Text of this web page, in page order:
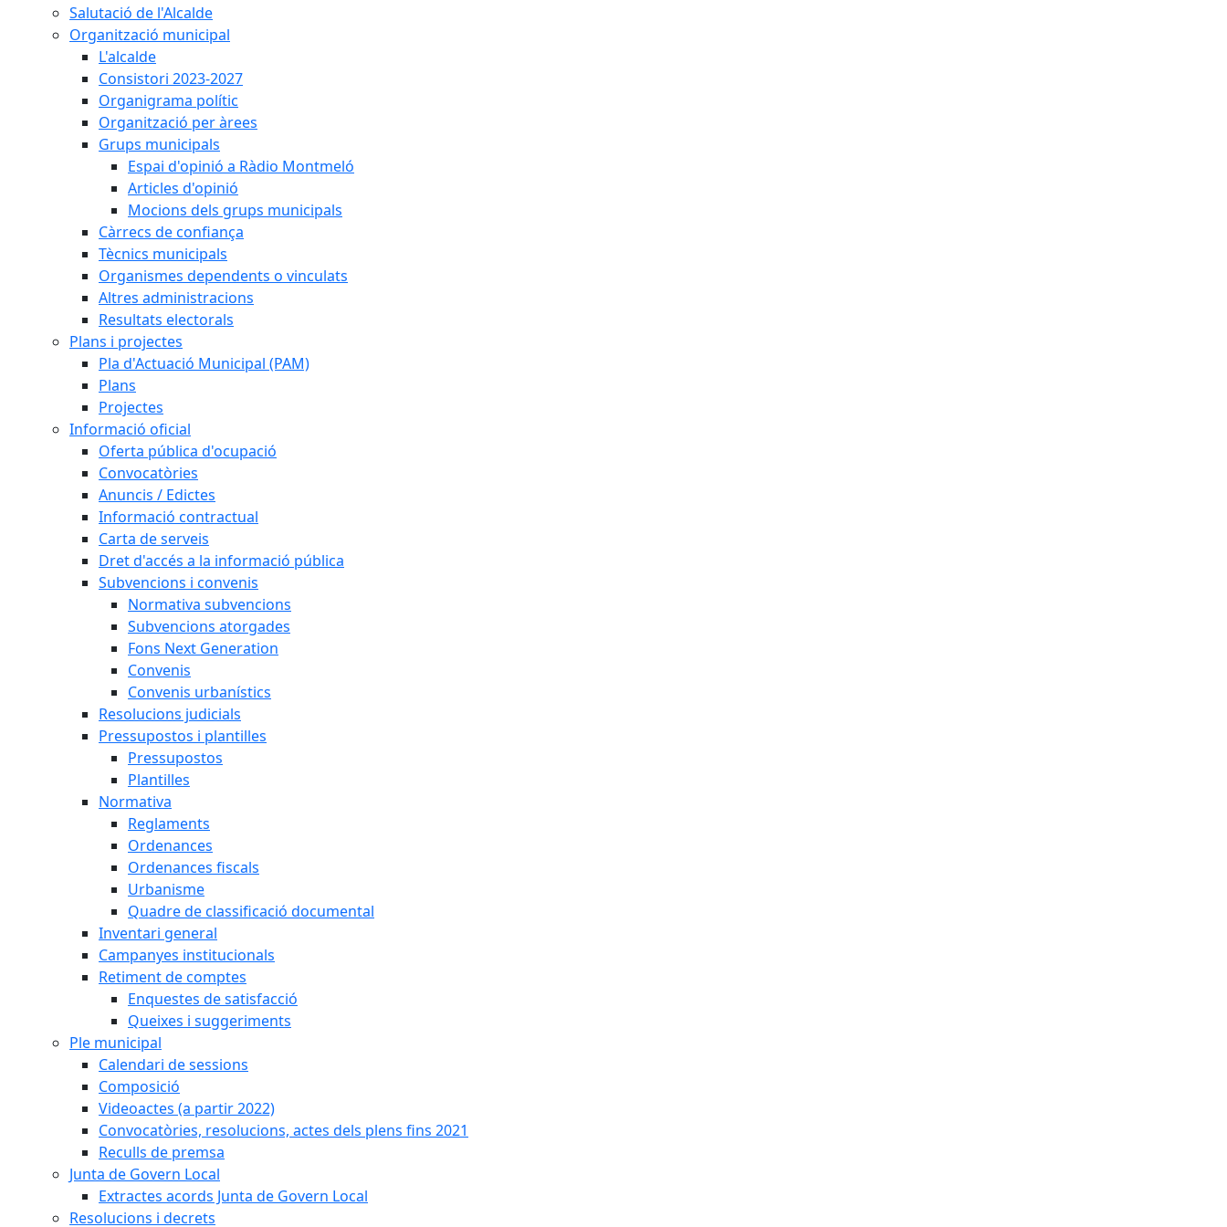
Salutació de l'Alcalde
Organització municipal
L'alcalde
Consistori 2023-2027
Organigrama polític
Organització per àrees
Grups municipals
Espai d'opinió a Ràdio Montmeló
Articles d'opinió
Mocions dels grups municipals
Càrrecs de confiança
Tècnics municipals
Organismes dependents o vinculats
Altres administracions
Resultats electorals
Plans i projectes
Pla d'Actuació Municipal (PAM)
Plans
Projectes
Informació oficial
Oferta pública d'ocupació
Convocatòries
Anuncis / Edictes
Informació contractual
Carta de serveis
Dret d'accés a la informació pública
Subvencions i convenis
Normativa subvencions
Subvencions atorgades
Fons Next Generation
Convenis
Convenis urbanístics
Resolucions judicials
Pressupostos i plantilles
Pressupostos
Plantilles
Normativa
Reglaments
Ordenances
Ordenances fiscals
Urbanisme
Quadre de classificació documental
Inventari general
Campanyes institucionals
Retiment de comptes
Enquestes de satisfacció
Queixes i suggeriments
Ple municipal
Calendari de sessions
Composició
Videoactes (a partir 2022)
Convocatòries, resolucions, actes dels plens fins 2021
Reculls de premsa
Junta de Govern Local
Extractes acords Junta de Govern Local
Resolucions i decrets